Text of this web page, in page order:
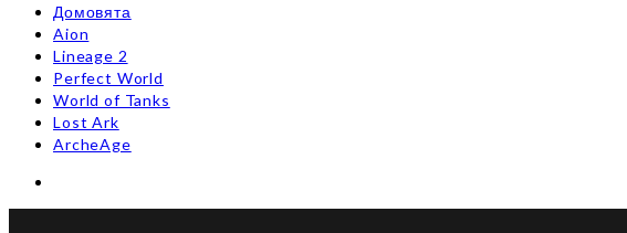
Домовята
Aion
Lineage 2
Perfect World
World of Tanks
Lost Ark
ArcheAge